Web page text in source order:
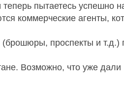
теперь пытаетесь успешно
коммерческие агенты,
(брошюры, проспекты и
Возможно, что уже дали